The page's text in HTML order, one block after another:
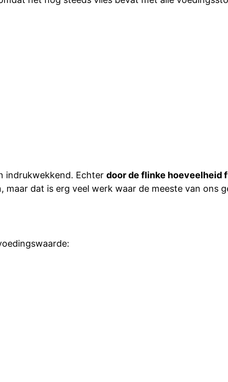
indrukwekkend. Echter door de flinke hoeveelheid
dat is erg veel werk waar de meeste van ons